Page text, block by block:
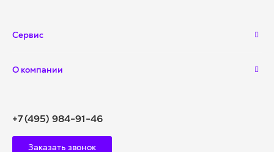
Сервис
О компании
+7 (495) 984-91-46
Заказать звонок